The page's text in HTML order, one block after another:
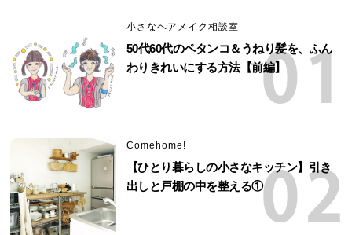
小さなヘアメイク相談室
50代60代のペタンコ＆うねり髪を、ふん
わりきれいにする方法【前編】
Comehome!
【ひとり暮らしの小さなキッチン】引き
出しと戸棚の中を整える①